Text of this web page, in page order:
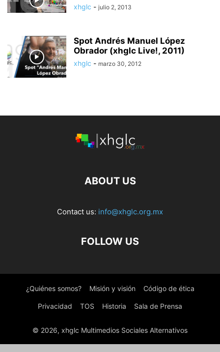
xhglc - julio 2, 2013
Spot Andrés Manuel López
Obrador (xhglc Live!, 2011)
xhglc - marzo 30, 2012
ABOUT US
Contact us: info@xhglc.org.mx
FOLLOW US
¿Quiénes somos? Misión y visión Código de ética
Privacidad TOS Historia Sala de Prensa
© 2026, xhglc Multimedios Sociales Alternativos